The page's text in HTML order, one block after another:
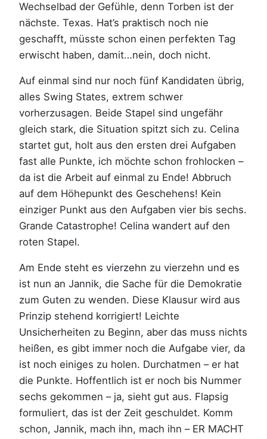
Wechselbad der Gefühle, denn Torben ist der
nächste. Texas. Hat’s praktisch noch nie
geschafft, müsste schon einen perfekten Tag
erwischt haben, damit…nein, doch nicht.
Auf einmal sind nur noch fünf Kandidaten übrig,
alles Swing States, extrem schwer
vorherzusagen. Beide Stapel sind ungefähr
gleich stark, die Situation spitzt sich zu. Celina
startet gut, holt aus den ersten drei Aufgaben
fast alle Punkte, ich möchte schon frohlocken –
da ist die Arbeit auf einmal zu Ende! Abbruch
auf dem Höhepunkt des Geschehens! Kein
einziger Punkt aus den Aufgaben vier bis sechs.
Grande Catastrophe! Celina wandert auf den
roten Stapel.
Am Ende steht es vierzehn zu vierzehn und es
ist nun an Jannik, die Sache für die Demokratie
zum Guten zu wenden. Diese Klausur wird aus
Prinzip stehend korrigiert! Leichte
Unsicherheiten zu Beginn, aber das muss nichts
heißen, es gibt immer noch die Aufgabe vier, da
ist noch einiges zu holen. Durchatmen – er hat
die Punkte. Hoffentlich ist er noch bis Nummer
sechs gekommen – ja, sieht gut aus. Flapsig
formuliert, das ist der Zeit geschuldet. Komm
schon, Jannik, mach ihn, mach ihn – ER MACHT